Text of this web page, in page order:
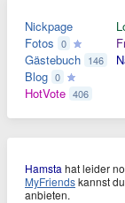
Nickpage
Fotos 0
Gästebuch 146
Blog 0
HotVote 406
Hamsta hat leider
MyFriendskannst
anbieten.